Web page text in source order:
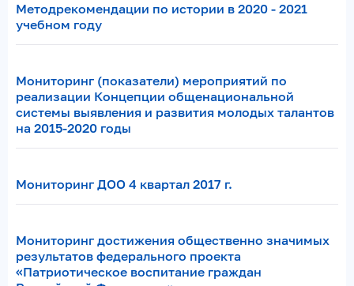
Методрекомендации по истории в 2020 - 2021
учебном году
Мониторинг (показатели) мероприятий по
реализации Концепции общенациональной
системы выявления и развития молодых талантов
на 2015-2020 годы
Мониторинг ДОО 4 квартал 2017 г.
Мониторинг достижения общественно значимых
результатов федерального проекта
«Патриотическое воспитание граждан